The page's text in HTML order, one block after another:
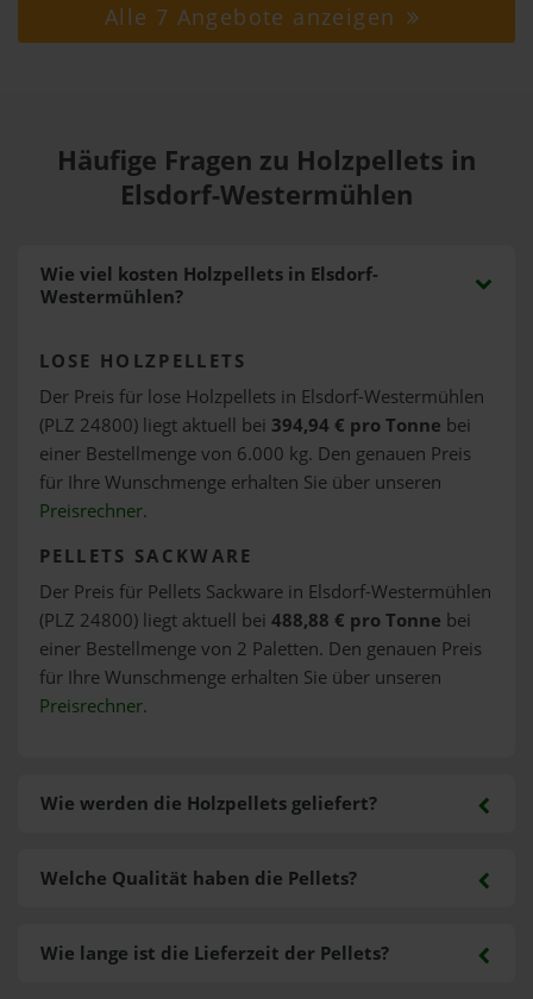
Alle 7 Angebote anzeigen
Häufige Fragen zu Holzpellets in
Elsdorf-Westermühlen
Wie viel kosten Holzpellets in Elsdorf-
Westermühlen?
LOSE HOLZPELLETS
Der Preis für lose Holzpellets in Elsdorf-Westermühlen
(PLZ 24800) liegt aktuell bei 394,94 € pro Tonne bei
einer Bestellmenge von 6.000 kg. Den genauen Preis
für Ihre Wunschmenge erhalten Sie über unseren
Preisrechner.
PELLETS SACKWARE
Der Preis für Pellets Sackware in Elsdorf-Westermühlen
(PLZ 24800) liegt aktuell bei 488,88 € pro Tonne bei
einer Bestellmenge von 2 Paletten. Den genauen Preis
für Ihre Wunschmenge erhalten Sie über unseren
Preisrechner.
Wie werden die Holzpellets geliefert?
Welche Qualität haben die Pellets?
Wie lange ist die Lieferzeit der Pellets?